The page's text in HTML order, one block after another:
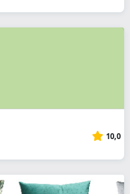
10,0